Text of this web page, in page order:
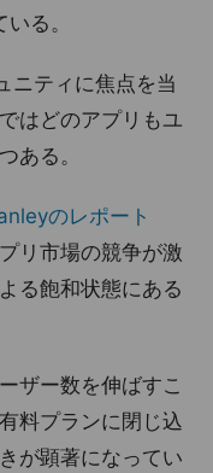
る。
ニティに焦点を当
はどのアプリもユ
ある。
のレポート
リ市場の競争が激
る飽和状態にある
ザー数を伸ばすこ
料プランに閉じ込
が顕著になってい